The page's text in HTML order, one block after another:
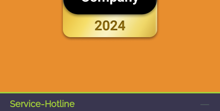
Service-Hotline